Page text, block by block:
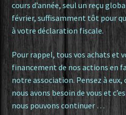
cours d’année, seul un reçu
février, suffisamment tôt pour
à votre déclaration fiscale.
Pour rappel, tous vos achats et
financement de nos actions en
notre association. Pensez à
nous avons besoin de vous et
nous pouvons continuer …